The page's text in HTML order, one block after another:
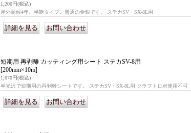
1,200円(税込)
屋外耐候4年。半艶タイプ。普通の金銀です。 ステカSV・SX-8L用
短期用 再剥離 カッティング用シート ステカSV-8用
[200mm×10m]
1,670円(税込)
半光沢で短期用の再剥離シートです。 ステカSV・SX-8L用 クラフトロボ使用不可